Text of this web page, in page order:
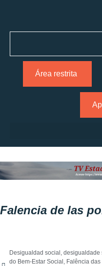
Área restrita
Falencia de las
Desigualdad social , desigualdade
do Bem-Estar Social , Falência